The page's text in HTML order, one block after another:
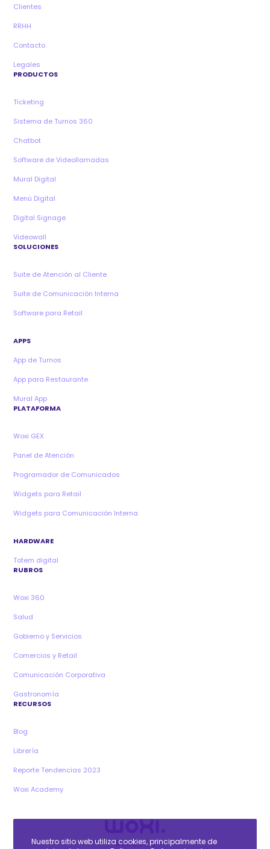
Clientes
RRHH
Contacto
Legales
PRODUCTOS
Ticketing
Sistema de Turnos 360
Chatbot
Software de Videollamadas
Mural Digital
Menú Digital
Digital Signage
Videowall
SOLUCIONES
Suite de Atención al Cliente
Suite de Comunicación Interna
Software para Retail
APPS
App de Turnos
App para Restaurante
Mural App
PLATAFORMA
Woxi GEX
Panel de Atención
Programador de Comunicados
Widgets para Retail
Widgets para Comunicación Interna
HARDWARE
Totem digital
RUBROS
Woxi 360
Salud
Gobierno y Servicios
Comercios y Retail
Comunicación Corporativa
Gastronomía
RECURSOS
Blog
Librería
Reporte Tendencias 2023
Woxi Academy
WOXI © 2026
Nuestro sitio web utiliza cookies, principalmente de